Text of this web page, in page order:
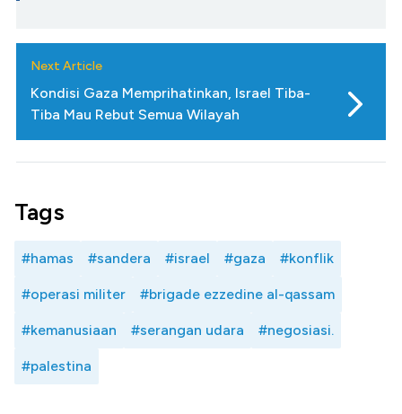
Next Article
Kondisi Gaza Memprihatinkan, Israel Tiba-
Tiba Mau Rebut Semua Wilayah
Tags
#hamas #sandera #israel #gaza #konflik
#operasi militer #brigade ezzedine al-qassam
#kemanusiaan #serangan udara #negosiasi.
#palestina